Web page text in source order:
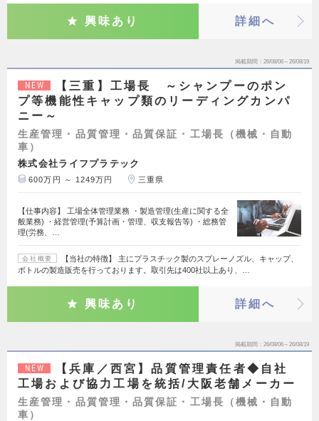
興味あり 詳細へ
掲載期間 26/08/06～26/08/19
NEW
【三重】工場長 ～シャンプーのポン
プ等機能性キャップ類のリーディングカンパ
ニー～
生産管理・品質管理・品質保証・工場長（機械・自動
車）
株式会社ライフプラテック
600万円 ～ 1249万円 三重県
【仕事内容】 工場全体管理業務 ・製造管理(生産に関する全
般業務) ・経営管理(予算計画・管理、収支報告等) ・総務管
理(労務、…
会社概要
【当社の特徴】 主にプラスチック製のスプレーノズル、キャップ、
ボトルの製造販売を行っております。取引先は400社以上あり、…
興味あり 詳細へ
掲載期間 26/08/06～26/08/19
NEW
【兵庫／西宮】品質管理責任者◆自社
工場および協力工場を統括/大阪老舗メーカー
生産管理・品質管理・品質保証・工場長（機械・自動
車）